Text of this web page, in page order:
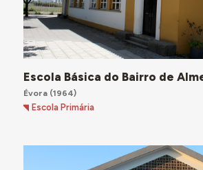
Escola Básica do Bairro de
Évora(1964)
Escola Primária